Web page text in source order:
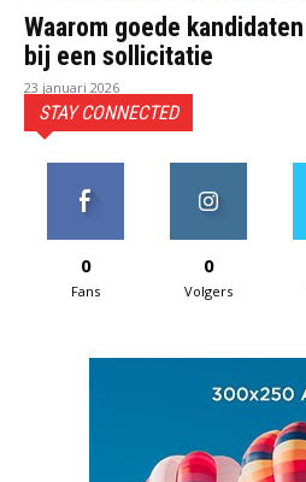
Waarom goede
bij een sollicitatie
23 januari 2026
STAY CONNECTED
0
Fans
0
Volgers